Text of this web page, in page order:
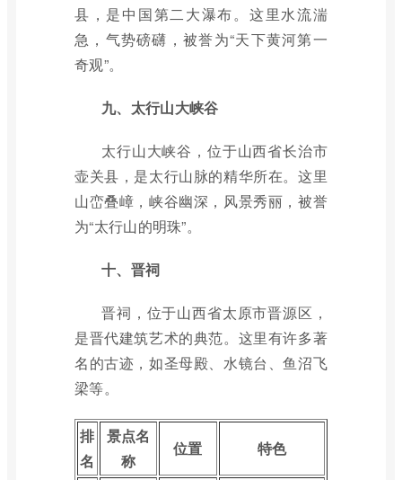
县，是中国第二大瀑布。这里水流湍
急，气势磅礴，被誉为“天下黄河第一
奇观”。
九、太行山大峡谷
太行山大峡谷，位于山西省长治市
壶关县，是太行山脉的精华所在。这里
山峦叠嶂，峡谷幽深，风景秀丽，被誉
为“太行山的明珠”。
十、晋祠
晋祠，位于山西省太原市晋源区，
是晋代建筑艺术的典范。这里有许多著
名的古迹，如圣母殿、水镜台、鱼沼飞
梁等。
排
名
景点名
称
位置 特色